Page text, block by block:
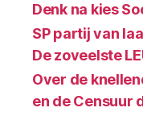
Denk na kies
SP partij van
De zoveelste
Over de
en de Censuur